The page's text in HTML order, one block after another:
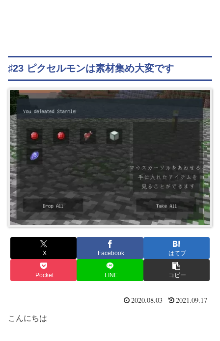
♯23 ピクセルモンは素材集め大変です
X Facebook はてブ
Pocket LINE コピー
2020.08.03 2021.09.17
こんにちは